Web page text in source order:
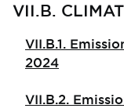
VII.B.
VII.B.1.
2024
VII.B.2.